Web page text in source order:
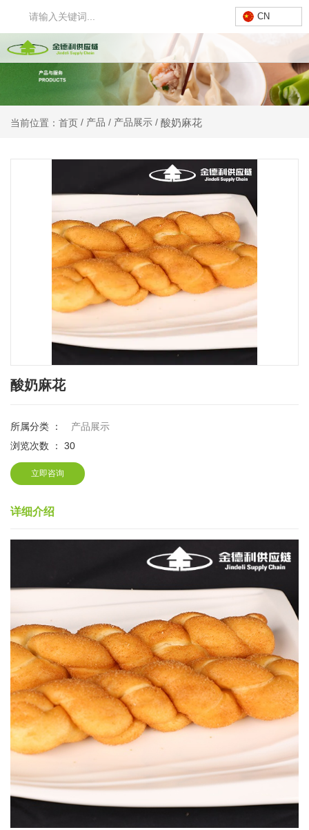
CN
当前位置：首页 / 产品 / 产品展示 / 酸奶麻花
酸奶麻花
所属分类 ：
产品展示
浏览次数 ： 30
立即咨询
详细介绍